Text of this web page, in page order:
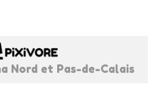
Nord et Pas-de-Calais